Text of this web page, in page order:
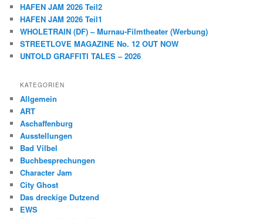
HAFEN JAM 2026 Teil2
HAFEN JAM 2026 Teil1
WHOLETRAIN (DF) – Murnau-Filmtheater (Werbung)
STREETLOVE MAGAZINE No. 12 OUT NOW
UNTOLD GRAFFITI TALES – 2026
KATEGORIEN
Allgemein
ART
Aschaffenburg
Ausstellungen
Bad Vilbel
Buchbesprechungen
Character Jam
City Ghost
Das dreckige Dutzend
EWS